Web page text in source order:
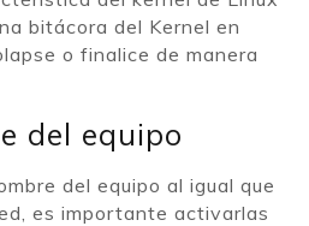
bitácora del Kernel en
o finalice de manera
del equipo
del equipo al igual que
es importante activarlas